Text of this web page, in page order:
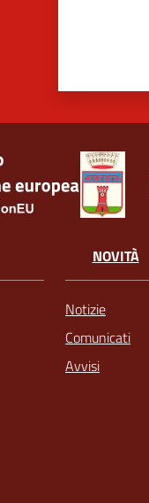
NOVITÀ
Notizie
Comunicati
Avvisi